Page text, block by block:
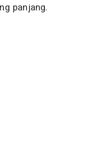
panjang.